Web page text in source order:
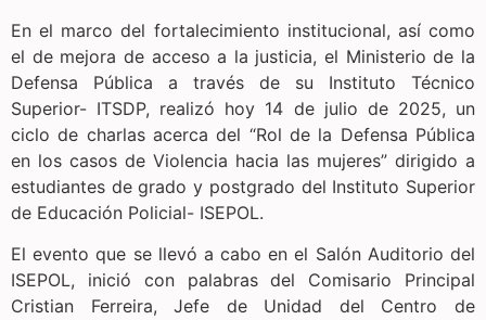
En el marco del fortalecimiento institucional, así como
el de mejora de acceso a la justicia, el Ministerio de la
Defensa Pública a través de su Instituto Técnico
Superior- ITSDP, realizó hoy 14 de julio de 2025, un
ciclo de charlas acerca del “Rol de la Defensa Pública
en los casos de Violencia hacia las mujeres” dirigido a
estudiantes de grado y postgrado del Instituto Superior
de Educación Policial- ISEPOL.
El evento que se llevó a cabo en el Salón Auditorio del
ISEPOL, inició con palabras del Comisario Principal
Cristian Ferreira, Jefe de Unidad del Centro de